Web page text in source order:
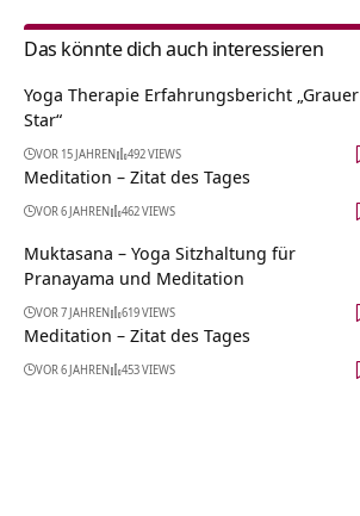
Das könnte dich auch interessieren
Yoga Therapie Erfahrungsbericht „Grauer
Star“
VOR 15 JAHREN 492 VIEWS
Meditation – Zitat des Tages
VOR 6 JAHREN 462 VIEWS
Muktasana – Yoga Sitzhaltung für
Pranayama und Meditation
VOR 7 JAHREN 619 VIEWS
Meditation – Zitat des Tages
VOR 6 JAHREN 453 VIEWS